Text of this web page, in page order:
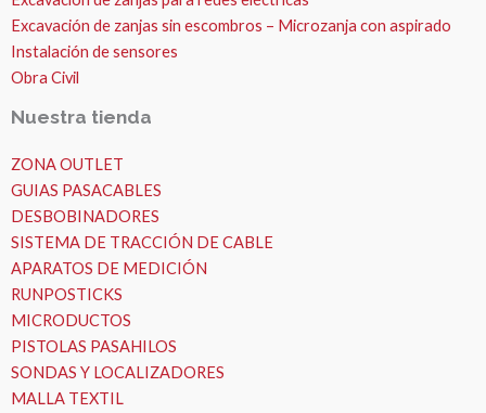
Excavación de zanjas sin escombros – Microzanja con aspirado
Instalación de sensores
Obra Civil
Nuestra tienda
ZONA OUTLET
GUIAS PASACABLES
DESBOBINADORES
SISTEMA DE TRACCIÓN DE CABLE
APARATOS DE MEDICIÓN
RUNPOSTICKS
MICRODUCTOS
PISTOLAS PASAHILOS
SONDAS Y LOCALIZADORES
MALLA TEXTIL